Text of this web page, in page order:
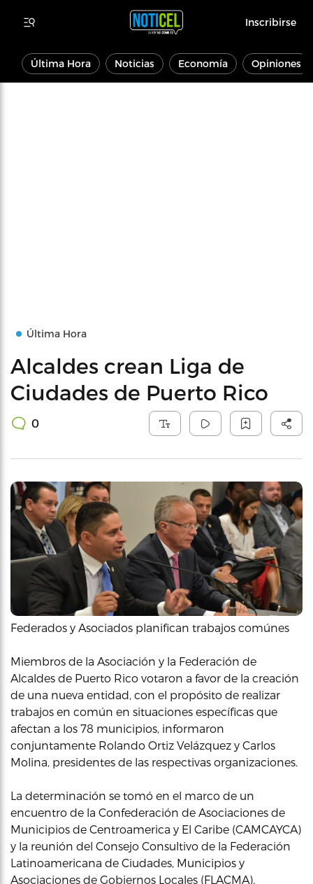
Inscribirse
Última Hora Noticias Economía Opiniones
Última Hora
Alcaldes crean Liga de
Ciudades de Puerto Rico
0
Federados y Asociados planifican trabajos comúnes
Miembros de la Asociación y la Federación de
Alcaldes de Puerto Rico votaron a favor de la creación
de una nueva entidad, con el propósito de realizar
trabajos en común en situaciones específicas que
afectan a los 78 municipios, informaron
conjuntamente Rolando Ortiz Velázquez y Carlos
Molina, presidentes de las respectivas organizaciones.
La determinación se tomó en el marco de un
encuentro de la Confederación de Asociaciones de
Municipios de Centroamerica y El Caribe (CAMCAYCA)
y la reunión del Consejo Consultivo de la Federación
Latinoamericana de Ciudades, Municipios y
Asociaciones de Gobiernos Locales (FLACMA),